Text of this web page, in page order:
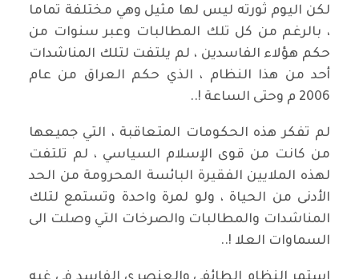
لكن اليوم ثورته ليس لها مثيل وهي مختلفة تماما
، بالرغم من كل تلك المطالبات وعبر سنوات من
حكم هؤلاء الفاسدين ، لم يلتفت لتلك المناشدات
أحد من هذا النظام ، الذي حكم العراق من عام
2006 م وحتى الساعة !..
لم تفكر هذه الحكومات المتعاقبة ، التي جميعها
من كانت من قوى الإسلام السياسي ، لم تلتفت
لهذه الملايين الفقيرة البائسة المحرومة من الحد
الأدنى من الحياة ، ولو لمرة واحدة وتستمع لتلك
المناشدات والمطالبات والصرخات التي وصلت الى
السماوات العلا !..